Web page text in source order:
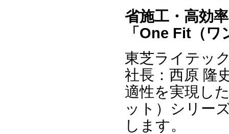
省施工・高効
「One Fit（
東芝ライテッ
社長：西原 隆
適性を実現し
ット）シリー
します。